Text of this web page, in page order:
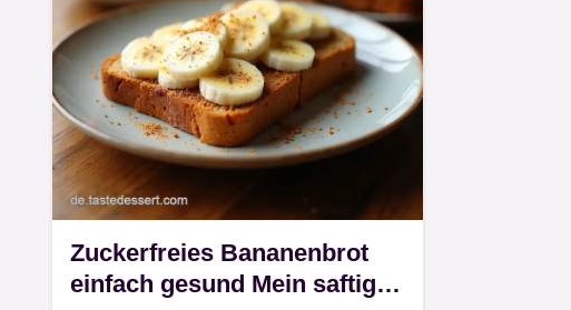
Zuckerfreies Bananenbrot
einfach gesund Mein saftiges